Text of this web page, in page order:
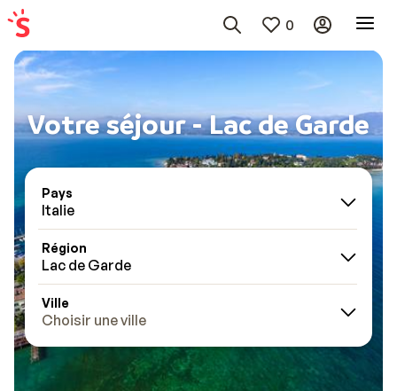
0
Votre séjour - Lac de Garde
Pays
Italie
Région
Lac de Garde
Ville
Choisir une ville